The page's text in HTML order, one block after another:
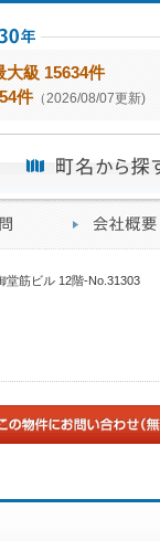
大級 15634件
件（2026/08/07更新)
堂筋ビル 12階-No.31303